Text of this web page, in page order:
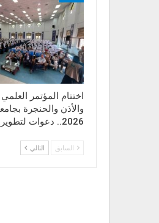
اختتام المؤتمر
والأذن والحنجرة
2026.. دعوات لتطوير…
السابق التالي